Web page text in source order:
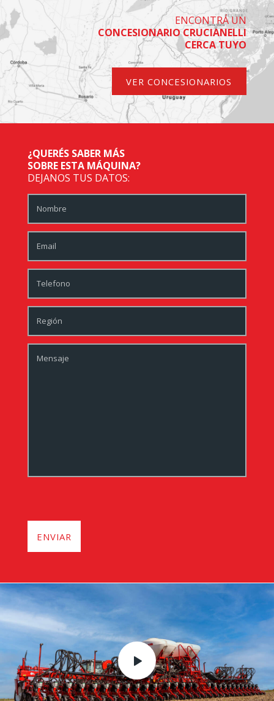
ENCONTRÁ UN
CONCESIONARIO CRUCIANELLI
CERCA TUYO
VER CONCESIONARIOS
¿QUERÉS SABER MÁS
SOBRE ESTA MÁQUINA?
DEJANOS TUS DATOS: